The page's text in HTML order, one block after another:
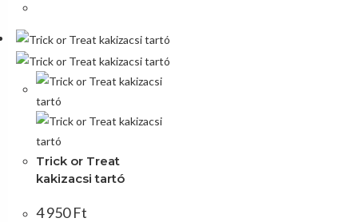
Trick or Treat
kakizacsi tartó
4 950Ft